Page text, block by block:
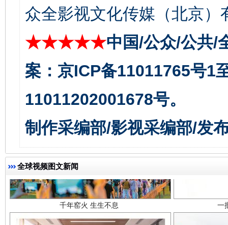
众全影视文化传媒（北京）
★★★★★中国/公众/公共/
案：京ICP备11011765号1
11011202001678号。
制作采编部/影视采编部/发
全球视频图文新闻
东山县通报“牛蛙产品抗生素超标问题”